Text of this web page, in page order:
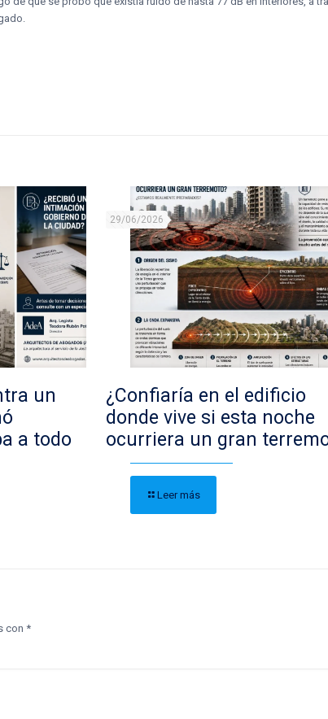
un
a todo
29/06/2026
¿Confiaría en el edificio
donde vive si esta noche
ocurriera un gran
Leer más
con *